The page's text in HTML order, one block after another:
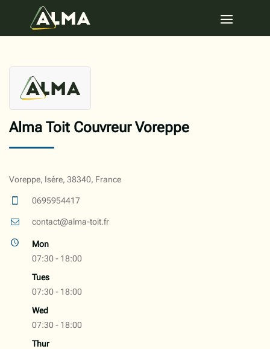
Alma Toit Couvreur Voreppe
Voreppe, Isère, 38340, France
0695954417
contact@alma-toit.fr
Mon
07:30 - 18:00
Tues
07:30 - 18:00
Wed
07:30 - 18:00
Thur